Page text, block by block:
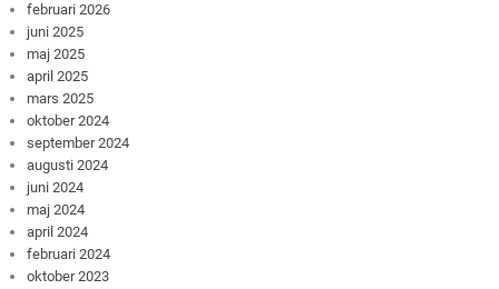
februari 2026
juni 2025
maj 2025
april 2025
mars 2025
oktober 2024
september 2024
augusti 2024
juni 2024
maj 2024
april 2024
februari 2024
oktober 2023